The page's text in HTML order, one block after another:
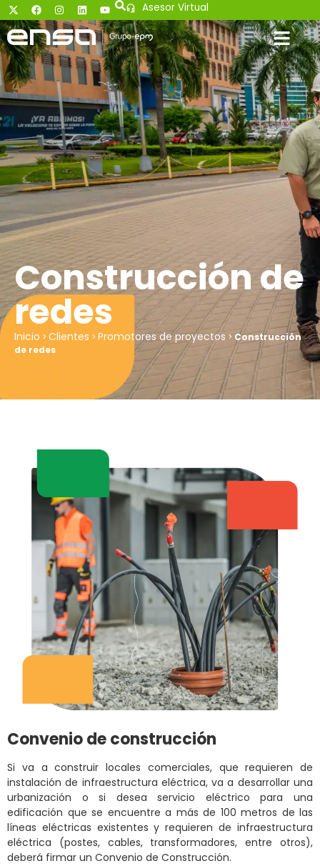
Asesor Virtual
Construcción de
redes
Inicio > Clientes > Promotores de proyectos > Construcción
de redes
Convenio de construcción
Si va a construir locales comerciales, que requieren de
instalación de infraestructura eléctrica, va a desarrollar una
urbanización o si desea servicio eléctrico para una
edificación que se encuentre a más de 100 metros de las
líneas eléctricas existentes y requieren de infraestructura
eléctrica (postes, cables, transformadores, entre otros),
deberá firmar un Convenio de Construcción.